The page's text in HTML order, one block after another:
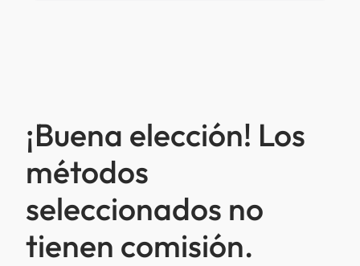
¡Buena elección! Los
métodos
seleccionados no
tienen comisión.